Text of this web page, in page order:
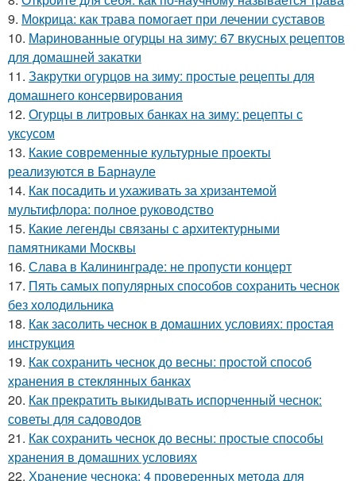
9. Мокрица: как трава помогает при лечении суставов
10. Маринованные огурцы на зиму: 67 вкусных рецептов
для домашней закатки
11. Закрутки огурцов на зиму: простые рецепты для
домашнего консервирования
12. Огурцы в литровых банках на зиму: рецепты с
уксусом
13. Какие современные культурные проекты
реализуются в Барнауле
14. Как посадить и ухаживать за хризантемой
мультифлора: полное руководство
15. Какие легенды связаны с архитектурными
памятниками Москвы
16. Слава в Калининграде: не пропусти концерт
17. Пять самых популярных способов сохранить чеснок
без холодильника
18. Как засолить чеснок в домашних условиях: простая
инструкция
19. Как сохранить чеснок до весны: простой способ
хранения в стеклянных банках
20. Как прекратить выкидывать испорченный чеснок:
советы для садоводов
21. Как сохранить чеснок до весны: простые способы
хранения в домашних условиях
22. Хранение чеснока: 4 проверенных метода для